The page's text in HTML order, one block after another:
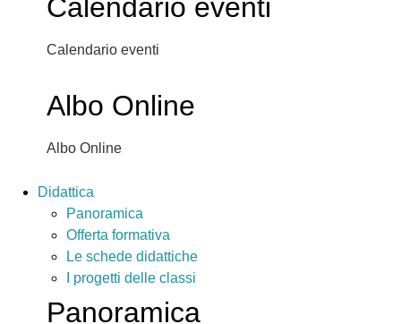
Calendario eventi
Calendario eventi
Albo Online
Albo Online
Didattica
Panoramica
Offerta formativa
Le schede didattiche
I progetti delle classi
Panoramica